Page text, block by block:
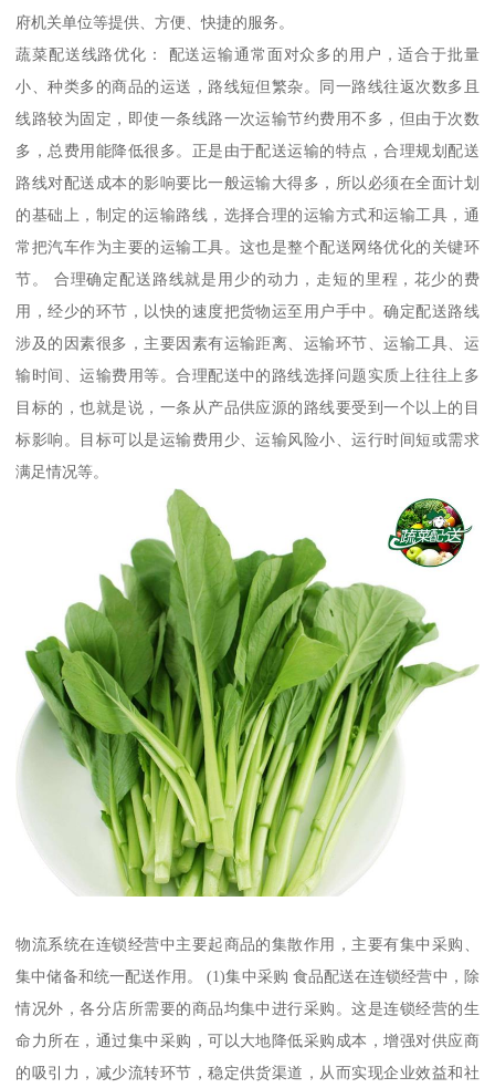
府机关单位等提供、方便、快捷的服务。
蔬菜配送线路优化： 配送运输通常面对众多的用户，适合于批量
小、种类多的商品的运送，路线短但繁杂。同一路线往返次数多且
线路较为固定，即使一条线路一次运输节约费用不多，但由于次数
多，总费用能降低很多。正是由于配送运输的特点，合理规划配送
路线对配送成本的影响要比一般运输大得多，所以必须在全面计划
的基础上，制定的运输路线，选择合理的运输方式和运输工具，通
常把汽车作为主要的运输工具。这也是整个配送网络优化的关键环
节。 合理确定配送路线就是用少的动力，走短的里程，花少的费
用，经少的环节，以快的速度把货物运至用户手中。确定配送路线
涉及的因素很多，主要因素有运输距离、运输环节、运输工具、运
输时间、运输费用等。合理配送中的路线选择问题实质上往往上多
目标的，也就是说，一条从产品供应源的路线要受到一个以上的目
标影响。目标可以是运输费用少、运输风险小、运行时间短或需求
满足情况等。
物流系统在连锁经营中主要起商品的集散作用，主要有集中采购、
集中储备和统一配送作用。 (1)集中采购 食品配送在连锁经营中，除
情况外，各分店所需要的商品均集中进行采购。这是连锁经营的生
命力所在，通过集中采购，可以大地降低采购成本，增强对供应商
的吸引力，减少流转环节，稳定供货渠道，从而实现企业效益和社